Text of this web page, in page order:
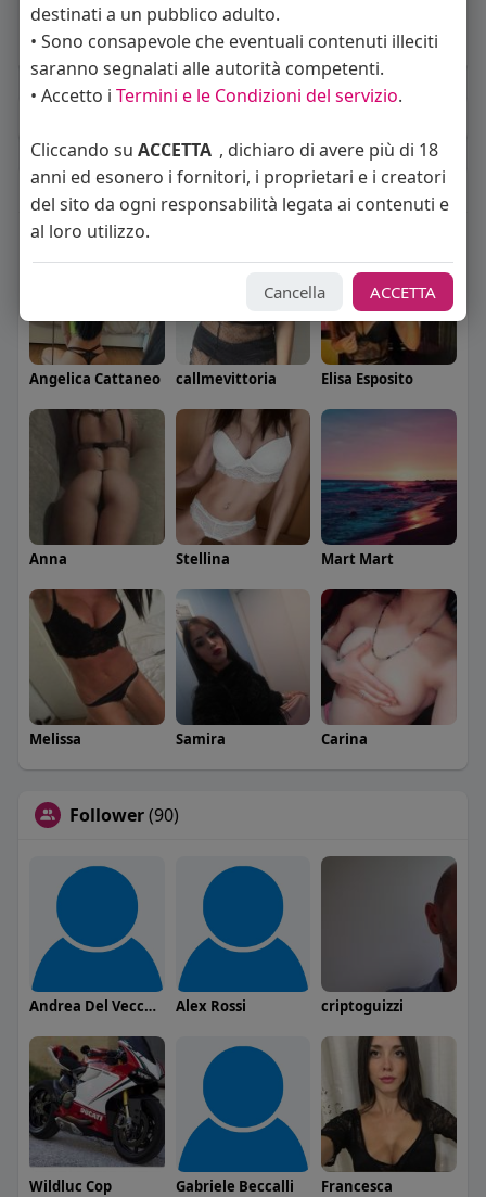
Sto cercando:
donne
Orientamento sessuale: eterosessuale
Seguiti (29)
Angelica Cattaneo callmevittoria Elisa Esposito
Anna Stellina Mart Mart
Melissa Samira Carina
Follower(90)
Andrea Del Vecchio Alex Rossi criptoguizzi
Wildluc Cop Gabriele Beccalli Francesca
destinati a un pubblico adulto.
• Sono consapevole che eventuali contenuti illeciti
saranno segnalati alle autorità competenti.
• Accetto i Termini e le Condizioni del servizio.
Cliccando su ACCETTA , dichiaro di avere più di 18
anni ed esonero i fornitori, i proprietari e i creatori
del sito da ogni responsabilità legata ai contenuti e
al loro utilizzo.
Cancella ACCETTA